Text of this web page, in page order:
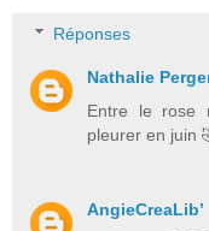
Réponses
Nathalie
Entre le rose
pleurer en juin
AngieCreaLib’